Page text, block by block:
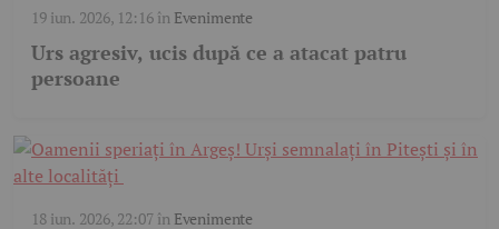
19 iun. 2026, 12:16în Evenimente
Urs agresiv, ucis după ce a atacat patru
persoane
18 iun. 2026, 22:07în Evenimente